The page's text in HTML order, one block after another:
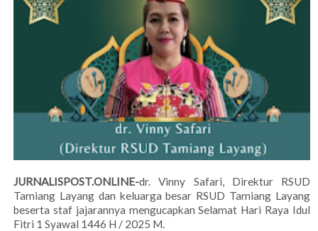
JURNALISPOST.ONLINE-dr. Vinny Safari, Direktur RSUD
Tamiang Layang dan keluarga besar RSUD Tamiang Layang
beserta staf jajarannya mengucapkan Selamat Hari Raya Idul
Fitri 1 Syawal 1446 H / 2025 M.